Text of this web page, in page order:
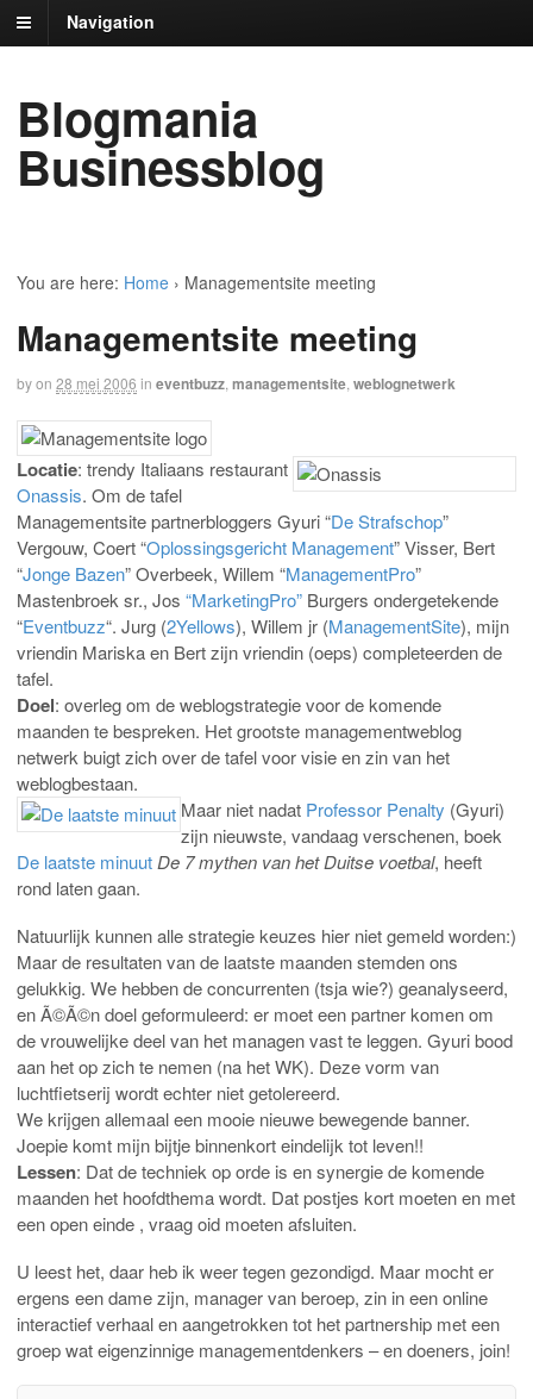
Navigation
Blogmania
Businessblog
You are here: Home › Managementsite meeting
Managementsite meeting
byon 28 mei 2006 in eventbuzz managementsite weblognetwerk
Locatie: trendy Italiaans restaurant
Onassis. Om de tafel
Managementsite partnerbloggers Gyuri “De Strafschop”
Vergouw, Coert “Oplossingsgericht Management” Visser, Bert
“Jonge Bazen” Overbeek, Willem “ManagementPro”
Mastenbroek sr., Jos “MarketingPro” Burgers ondergetekende
“Eventbuzz“. Jurg (2Yellows), Willem jr (ManagementSite), mijn
vriendin Mariska en Bert zijn vriendin (oeps) completeerden de
tafel.
Doel: overleg om de weblogstrategie voor de komende
maanden te bespreken. Het grootste managementweblog
netwerk buigt zich over de tafel voor visie en zin van het
weblogbestaan.
Maar niet nadat Professor Penalty (Gyuri)
zijn nieuwste, vandaag verschenen, boek
De laatste minuut De 7 mythen van het Duitse voetbal, heeft
rond laten gaan.
Natuurlijk kunnen alle strategie keuzes hier niet gemeld worden:)
Maar de resultaten van de laatste maanden stemden ons
gelukkig. We hebben de concurrenten (tsja wie?) geanalyseerd,
en Ã©Ã©n doel geformuleerd: er moet een partner komen om
de vrouwelijke deel van het managen vast te leggen. Gyuri bood
aan het op zich te nemen (na het WK). Deze vorm van
luchtfietserij wordt echter niet getolereerd.
We krijgen allemaal een mooie nieuwe bewegende banner.
Joepie komt mijn bijtje binnenkort eindelijk tot leven!!
Lessen: Dat de techniek op orde is en synergie de komende
maanden het hoofdthema wordt. Dat postjes kort moeten en met
een open einde , vraag oid moeten afsluiten.
U leest het, daar heb ik weer tegen gezondigd. Maar mocht er
ergens een dame zijn, manager van beroep, zin in een online
interactief verhaal en aangetrokken tot het partnership met een
groep wat eigenzinnige managementdenkers – en doeners, join!